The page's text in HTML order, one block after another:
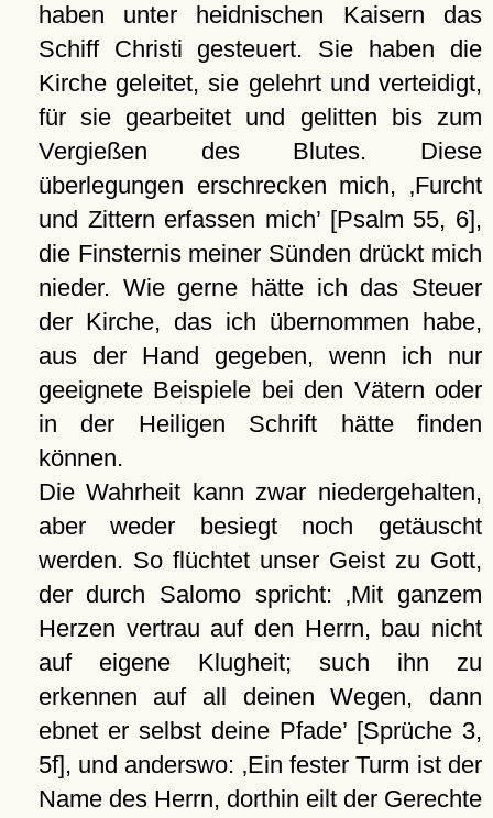
haben unter heidnischen Kaisern das
Schiff Christi gesteuert. Sie haben die
Kirche geleitet, sie gelehrt und verteidigt,
für sie gearbeitet und gelitten bis zum
Vergießen des Blutes. Diese
überlegungen erschrecken mich,
Furcht
und Zittern erfassen mich[Psalm 55, 6],
die Finsternis meiner Sünden drückt mich
nieder. Wie gerne hätte ich das Steuer
der Kirche, das ich übernommen habe,
aus der Hand gegeben, wenn ich nur
geeignete Beispiele bei den Vätern oder
in der Heiligen Schrift hätte finden
können.
Die Wahrheit kann zwar niedergehalten,
aber weder besiegt noch getäuscht
werden. So flüchtet unser Geist zu Gott,
der durch Salomo spricht:
Mit ganzem
Herzen vertrau auf den Herrn, bau nicht
auf eigene Klugheit; such ihn zu
erkennen auf all deinen Wegen, dann
ebnet er selbst deine Pfade[Sprüche 3,
5f], und anderswo: Ein fester Turm ist der
Name des Herrn, dorthin eilt der Gerechte